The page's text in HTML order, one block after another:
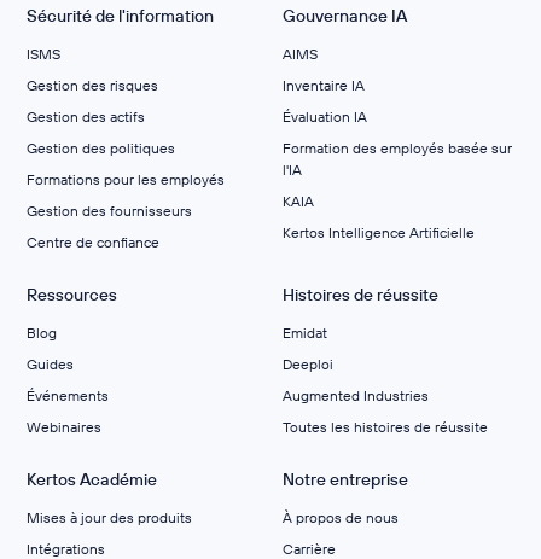
Sécurité de l'information
ISMS
Gestion des risques
Gestion des actifs
Gestion des politiques
Formations pour les employés
Gestion des fournisseurs
Centre de confiance
Gouvernance IA
AIMS
Inventaire IA
Évaluation IA
Formation des employés basée sur
l'IA
KAIA
Kertos Intelligence Artificielle
Ressources
Blog
Guides
Événements
Webinaires
Histoires de réussite
Emidat
Deeploi
Augmented Industries
Toutes les histoires de réussite
Kertos Académie
Mises à jour des produits
Intégrations
Notre entreprise
À propos de nous
Carrière